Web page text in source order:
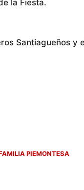
la Fiesta.
Santiagueños y
PIEMONTESA